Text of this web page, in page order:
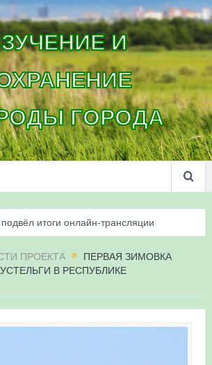
И
ГОРОДА
итоги онлайн-трансляции
вечера-2026» в
Уралсиба получили имена и
ПРОЕКТА
ПЕРВАЯ ЗИМОВКА
В РЕСПУБЛИКЕ